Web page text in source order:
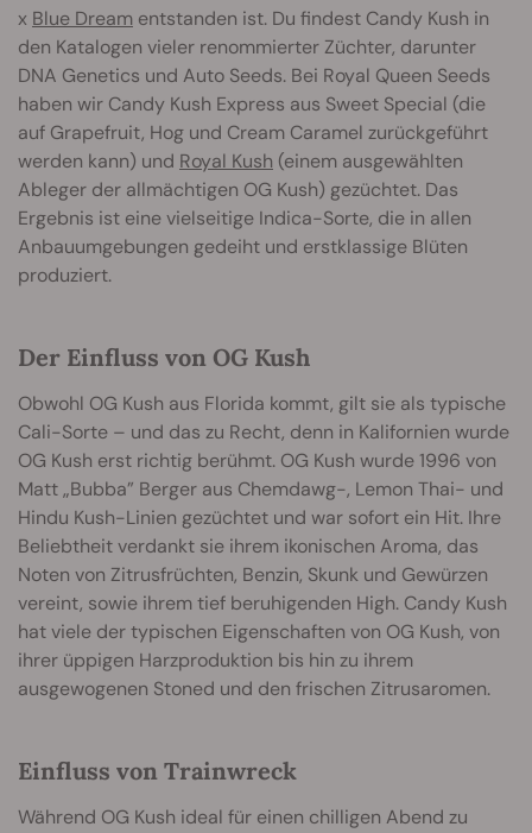
x Blue Dream entstanden ist. Du findest Candy Kush in
den Katalogen vieler renommierter Züchter, darunter
DNA Genetics und Auto Seeds. Bei Royal Queen Seeds
haben wir Candy Kush Express aus Sweet Special (die
auf Grapefruit, Hog und Cream Caramel zurückgeführt
werden kann) und Royal Kush (einem ausgewählten
Ableger der allmächtigen OG Kush) gezüchtet. Das
Ergebnis ist eine vielseitige Indica-Sorte, die in allen
Anbauumgebungen gedeiht und erstklassige Blüten
produziert.
Der Einfluss von OG Kush
Obwohl OG Kush aus Florida kommt, gilt sie als typische
Cali-Sorte – und das zu Recht, denn in Kalifornien wurde
OG Kush erst richtig berühmt. OG Kush wurde 1996 von
Matt „Bubba” Berger aus Chemdawg-, Lemon Thai- und
Hindu Kush-Linien gezüchtet und war sofort ein Hit. Ihre
Beliebtheit verdankt sie ihrem ikonischen Aroma, das
Noten von Zitrusfrüchten, Benzin, Skunk und Gewürzen
vereint, sowie ihrem tief beruhigenden High. Candy Kush
hat viele der typischen Eigenschaften von OG Kush, von
ihrer üppigen Harzproduktion bis hin zu ihrem
ausgewogenen Stoned und den frischen Zitrusaromen.
Einfluss von Trainwreck
Während OG Kush ideal für einen chilligen Abend zu